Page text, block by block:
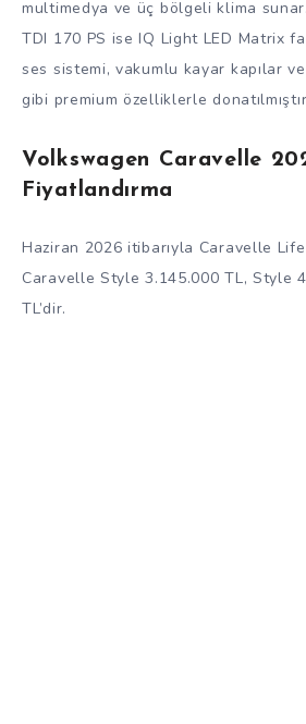
multimedya ve üç bölgeli klima
TDI 170 PS ise IQ Light LED Matrix
ses sistemi, vakumlu kayar kapılar
gibi premium özelliklerle
Volkswagen Caravelle
Fiyatlandırma
Haziran 2026 itibarıyla Caravelle
Caravelle Style 3.145.000 TL, Style
TL’dir.